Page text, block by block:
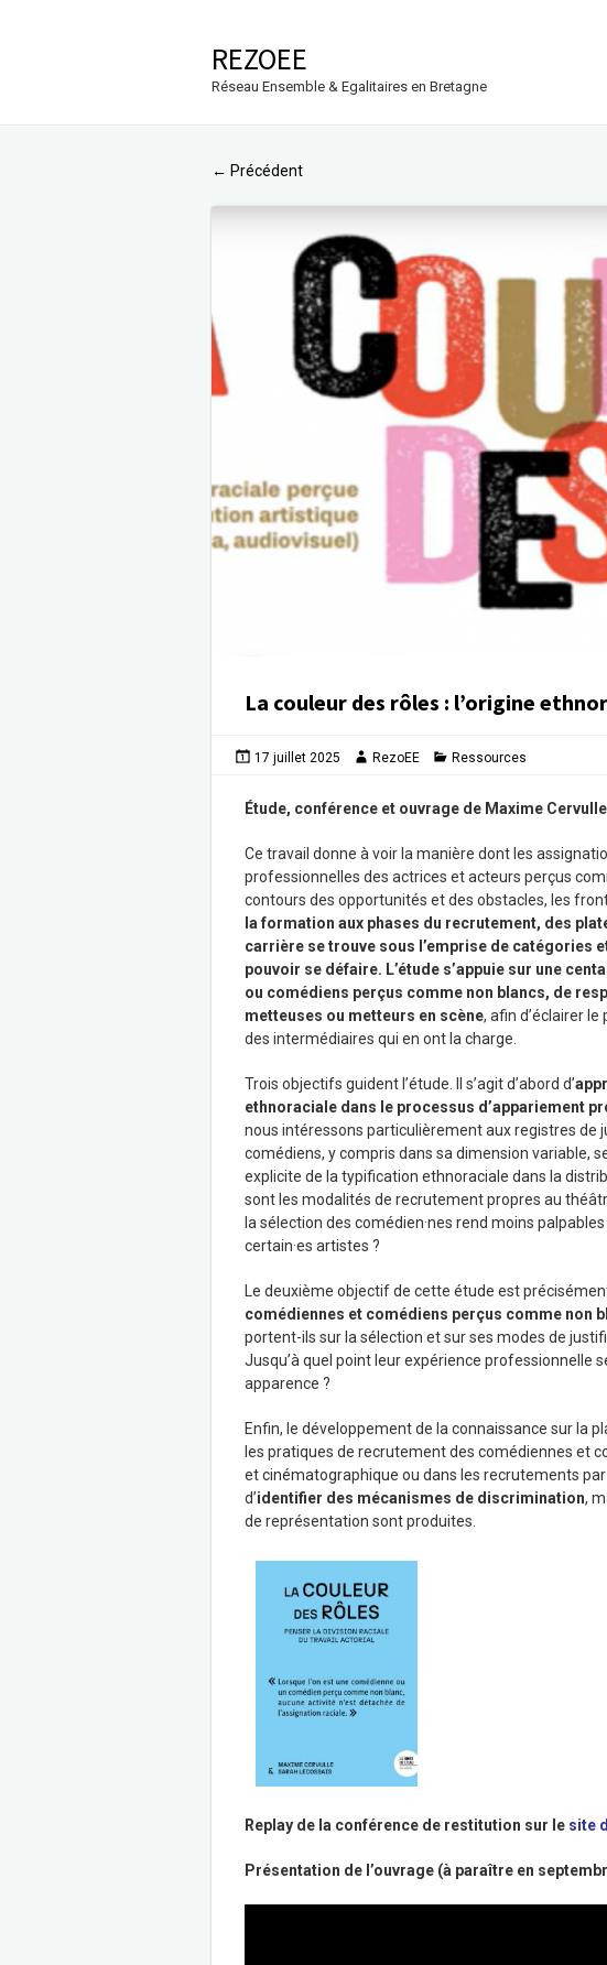
REZOEE
Réseau Ensemble & Egalitaires en Bretagne
← Précédent
La couleur des rôles : l’origine
17 juillet 2025 RezoEE Ressources
Étude, conférence et ouvrage de Maxime
Ce travail donne à voir la manière dont les
professionnelles des actrices et acteurs perçus
contours des opportunités et des obstacles, les
la formation aux phases du recrutement, des
carrière se trouve sous l’emprise de catégories
pouvoir se défaire. L’étude s’appuie sur une
ou comédiens perçus comme non blancs, de
metteuses ou metteurs en scène, afin d’éclairer
des intermédiaires qui en ont la charge.
Trois objectifs guident l’étude. Il s’agit d’abord d’
ethnoraciale dans le processus d’appariement
nous intéressons particulièrement aux registres de
comédiens, y compris dans sa dimension variable,
explicite de la typification ethnoraciale dans la
sont les modalités de recrutement propres au
la sélection des comédien·nes rend moins
certain·es artistes ?
Le deuxième objectif de cette étude est
comédiennes et comédiens perçus comme non
portent-ils sur la sélection et sur ses modes de
Jusqu’à quel point leur expérience professionnelle
apparence ?
Enfin, le développement de la connaissance sur la
les pratiques de recrutement des comédiennes et
et cinématographique ou dans les recrutements
d’identifier des mécanismes de discrimination,
de représentation sont produites.
Replay de la conférence de restitution sur le site
Présentation de l’ouvrage (à paraître en